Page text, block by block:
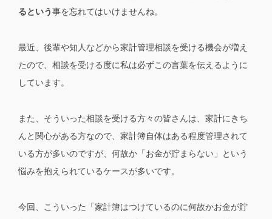
るという事を忘れてはいけませんね。
最近、後輩や知人などから家計管理相談を受ける機会が増え
たので、相談を受ける度に私は必ずこの言葉を伝えるように
しています。
また、そういった相談を受ける方々の皆さんは、家計にきち
んと関心がある方なので、家計簿自体はある程度管理されて
いる方が多いのですが、何故か「お金が貯まらない」という
悩みを抱えられているケースが多いです。
今回、こういった「家計簿はつけているのに何故かお金が貯